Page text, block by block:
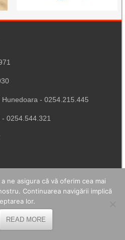
- 0254.215.445
0254.544.321
ne asigura că vă oferim cea mai
Continuarea navigării implică
lor.
READ MORE